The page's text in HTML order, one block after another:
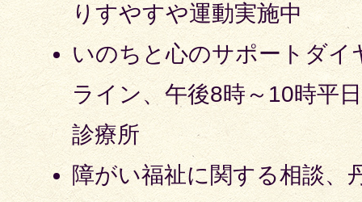
りすやすや運動実施中
いのちと心のサポートダイ
ライン、午後8時～10時平
診療所
障がい福祉に関する相談、